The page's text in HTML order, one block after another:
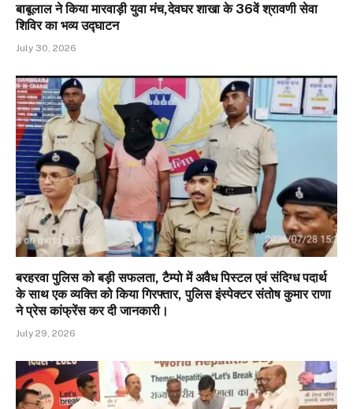
बाबूलाल ने किया मारवाड़ी युवा मंच,देवघर शाखा के 36वें श्रावणी सेवा
शिविर का भव्य उद्घाटन
July 30, 2026
बरहरवा पुलिस को बड़ी सफलता, टैम्पो में अवैध पिस्टल एवं संदिग्ध पदार्थ
के साथ एक व्यक्ति को किया गिरफ्तार, पुलिस इंस्पेक्टर संतोष कुमार राणा
ने प्रेस कांफ्रेंस कर दी जानकारी।
July 29, 2026